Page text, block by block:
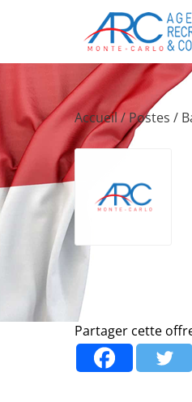
Accueil/Postes /
Partager cette